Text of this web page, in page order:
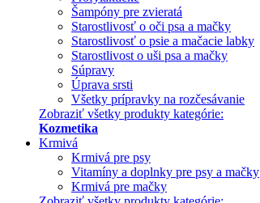
Šampóny pre zvieratá
Starostlivosť o oči psa a mačky
Starostlivosť o psie a mačacie labky
Starostlivost o uši psa a mačky
Súpravy
Úprava srsti
Všetky prípravky na rozčesávanie
Zobraziť všetky produkty kategórie:
Kozmetika
Krmivá
Krmivá pre psy
Vitamíny a doplnky pre psy a mačky
Krmivá pre mačky